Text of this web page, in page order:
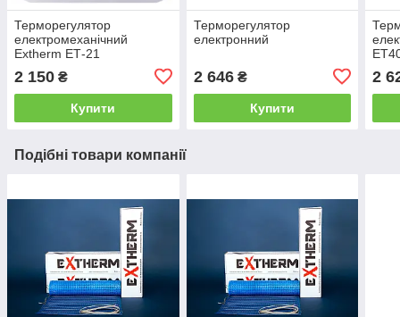
Терморегулятор
електромеханічний
Extherm ЕТ-21
2 150 ₴
Купити
Терморегулятор
електронний
2 646₴
Купити
2
Подібні товари компанії